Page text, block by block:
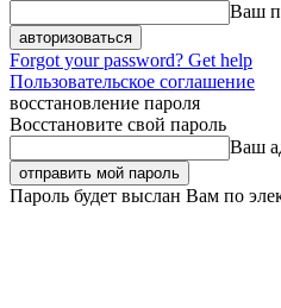
Ваш
Forgot your password? Get help
Пользовательское соглашение
восстановление пароля
Восстановите свой пароль
Ваш
Пароль будет выслан Вам по